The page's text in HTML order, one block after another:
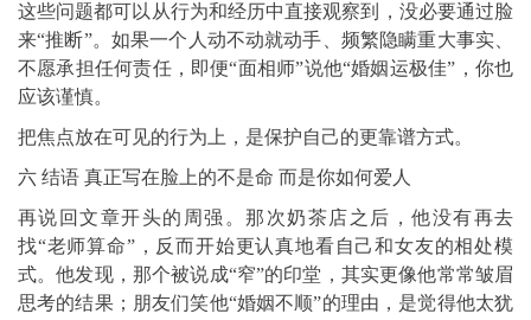
这些问题都可以从行为和经历中直接观察到，没必要通过脸
来“推断”。如果一个人动不动就动手、频繁隐瞒重大事实、
不愿承担任何责任，即便“面相师”说他“婚姻运极佳”，你也
应该谨慎。
把焦点放在可见的行为上，是保护自己的更靠谱方式。
六 结语 真正写在脸上的不是命 而是你如何爱人
再说回文章开头的周强。那次奶茶店之后，他没有再去
找“老师算命”，反而开始更认真地看自己和女友的相处模
式。他发现，那个被说成“窄”的印堂，其实更像他常常皱眉
思考的结果；朋友们笑他“婚姻不顺”的理由，是觉得他太犹